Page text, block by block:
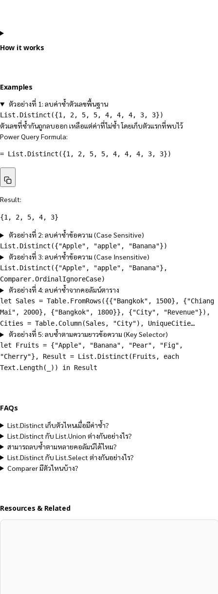
How it works
Examples
ตัวอย่างที่ 1: ลบค่าซ้ำตัวเลขพื้นฐาน
List.Distinct({1, 2, 5, 5, 4, 4, 4, 3, 3})
ตัวเลขที่ซ้ำกันถูกลบออก เหลือแต่ค่าที่ไม่ซ้ำ โดยเก็บตัวแรกที่พบไว้
Power Query Formula:
= List.Distinct ({1, 2, 5, 5, 4, 4, 4, 3, 3})
Result:
{1, 2, 5, 4, 3}
ตัวอย่างที่ 2: ลบค่าซ้ำข้อความ (Case Sensitive)
List.Distinct({"Apple", "apple", "Banana"})
ตัวอย่างที่ 3: ลบค่าซ้ำข้อความ (Case Insensitive)
List.Distinct({"Apple", "apple", "Banana"},
Comparer.OrdinalIgnoreCase)
ตัวอย่างที่ 4: ลบค่าซ้ำจากคอลัมน์ตาราง
let Sales = Table.FromRows({{"Bangkok", 1500}, {"Chiang
Mai", 2000}, {"Bangkok", 1800}}, {"City", "Revenue"}),
Cities = Table.Column(Sales, "City"), UniqueCitie…
ตัวอย่างที่ 5: ลบซ้ำตามความยาวข้อความ (Key Selector)
let Fruits = {"Apple", "Banana", "Pear", "Fig",
"Cherry"}, Result = List.Distinct(Fruits, each
Text.Length(_)) in Result
FAQs
List.Distinct เก็บตัวไหนเมื่อมีค่าซ้ำ?
List.Distinct กับ List.Union ต่างกันอย่างไร?
สามารถลบซ้ำตามหลายคอลัมน์ได้ไหม?
List.Distinct กับ List.Select ต่างกันอย่างไร?
Comparer มีตัวไหนบ้าง?
Resources & Related